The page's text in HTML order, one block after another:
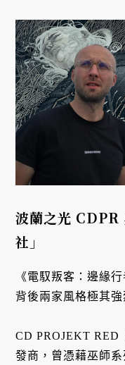
波蘭之光 CDPR
社」
《電馭叛客：邊緣
背後兩家風格極其
CD PROJEKT RED
發商，曾憑藉巫師